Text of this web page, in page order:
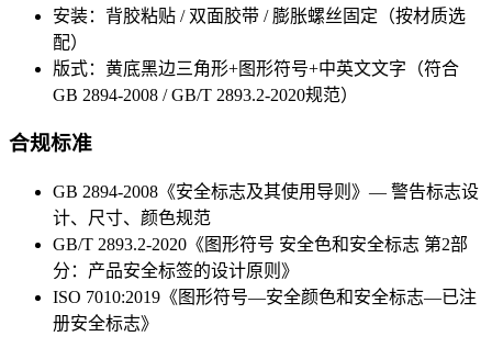
安装：背胶粘贴 / 双面胶带 / 膨胀螺丝固定（按材质选
配）
版式：黄底黑边三角形+图形符号+中英文文字（符合
GB 2894-2008 / GB/T 2893.2-2020规范）
合规标准
GB 2894-2008《安全标志及其使用导则》— 警告标志设
计、尺寸、颜色规范
GB/T 2893.2-2020《图形符号 安全色和安全标志 第2部
分：产品安全标签的设计原则》
ISO 7010:2019《图形符号—安全颜色和安全标志—已注
册安全标志》